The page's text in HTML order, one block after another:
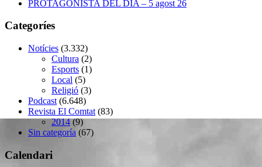
PROTAGONISTA DEL DIA – 5 agost 26
Categoríes
Notícies (3.332)
Cultura (2)
Esports (1)
Local (5)
Religió (3)
Podcast (6.648)
Revista El Comtat (83)
2014(9)
Sin categoría (67)
Calendari